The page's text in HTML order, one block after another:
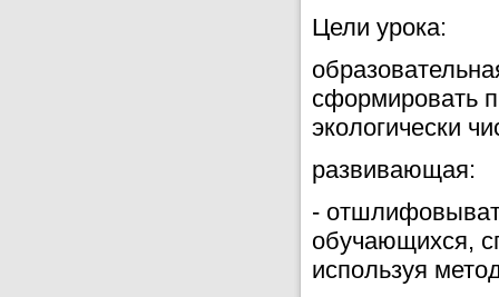
Цели урока:
сформировать
экологически
развивающая:
-
обучающихся,
используя